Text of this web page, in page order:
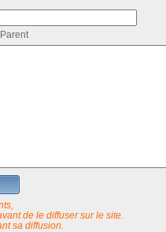
Parent
de le diffuser sur le site.
sa diffusion.